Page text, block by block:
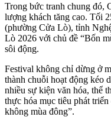
Trong bức tranh chung đó,
lượng khách tăng cao. Tối
(phường Cửa Lò), tỉnh
Lò 2026 với chủ đề “Bốn
sôi động.
Festival không chỉ dừng ở
thành chuỗi hoạt động kéo
nhiều sự kiện văn hóa, thể
thực hóa mục tiêu phát
không mùa đông”.